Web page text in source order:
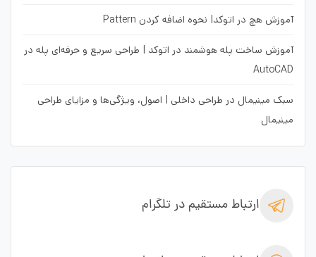
آموزش هچ در اتوکد| نحوه اضافه کردن Pattern
آموزش ساخت پله هوشمند در اتوکد | طراحی سریع و حرفه‌ای پله در
AutoCAD
سبک مینیمال در طراحی داخلی | اصول، ویژگی‌ها و مزایای طراحی
مینیمال
ارتباط مستقیم در تلگرام